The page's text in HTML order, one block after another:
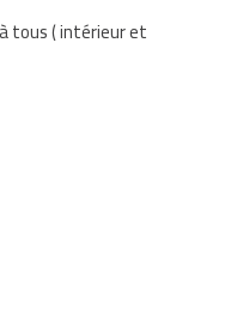
tous ( intérieur et